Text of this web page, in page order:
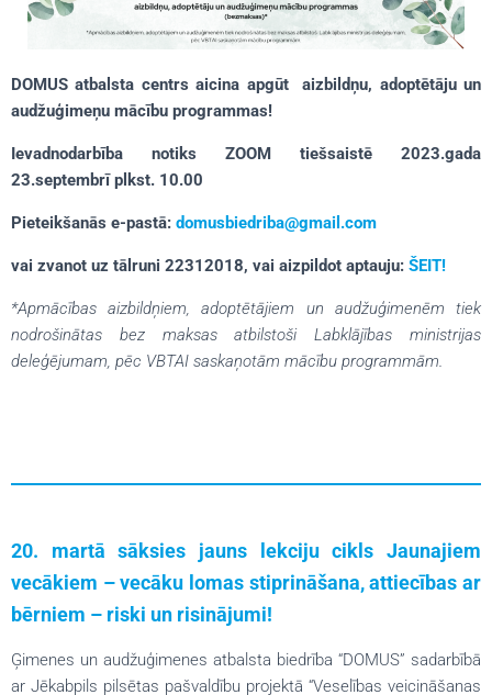
DOMUS atbalsta centrs aicina apgūt aizbildņu, adoptētāju un
audžuģimeņu mācību programmas!
Ievadnodarbība notiks ZOOM tiešsaistē 2023.gada
23.septembrī plkst. 10.00
Pieteikšanās e-pastā: domusbiedriba@gmail.com
vai zvanot uz tālruni 22312018, vai aizpildot aptauju: ŠEIT!
*Apmācības aizbildņiem, adoptētājiem un audžuģimenēm tiek
nodrošinātas bez maksas atbilstoši Labklājības ministrijas
deleģējumam, pēc VBTAI saskaņotām mācību programmām.
20. martā sāksies jauns lekciju cikls Jaunajiem
vecākiem – vecāku lomas stiprināšana, attiecības ar
bērniem – riski un risinājumi!
Ģimenes un audžuģimenes atbalsta biedrība “DOMUS” sadarbībā
ar Jēkabpils pilsētas pašvaldību projektā “Veselības veicināšanas